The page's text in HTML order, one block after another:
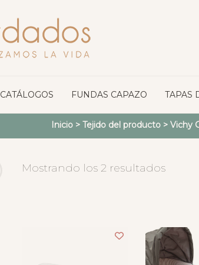
CATÁLOGOS FUNDAS CAPAZO TAPAS
Inicio> Tejido del producto > Vichy
Mostrando los 2 resultados